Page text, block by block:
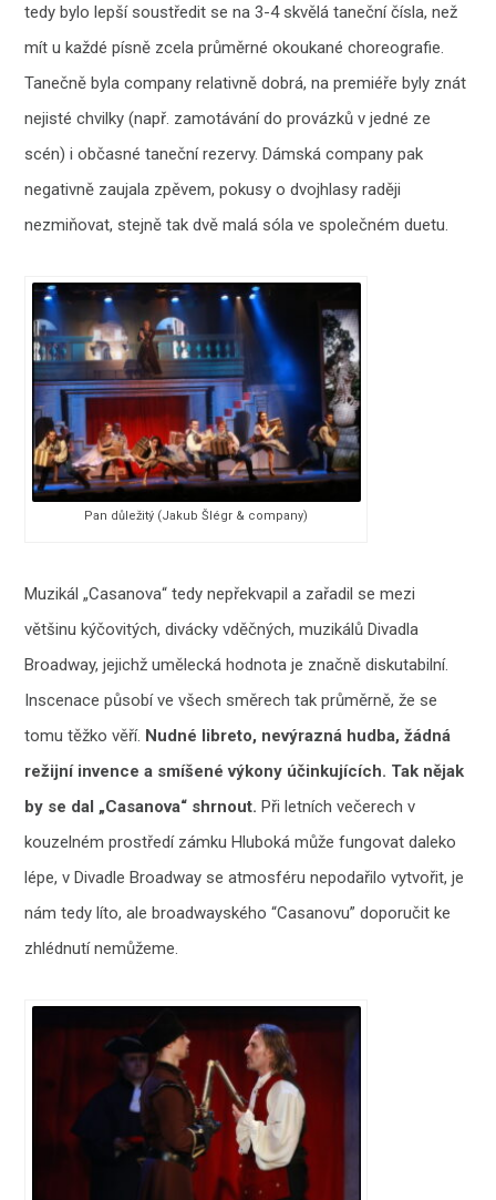
tedy bylo lepší soustředit se na 3-4 skvělá taneční čísla, než
mít u každé písně zcela průměrné okoukané choreografie.
Tanečně byla company relativně dobrá, na premiéře byly znát
nejisté chvilky (např. zamotávání do provázků v jedné ze
scén) i občasné taneční rezervy. Dámská company pak
negativně zaujala zpěvem, pokusy o dvojhlasy raději
nezmiňovat, stejně tak dvě malá sóla ve společném duetu.
Pan důležitý (Jakub Šlégr & company)
Muzikál „Casanova“ tedy nepřekvapil a zařadil se mezi
většinu kýčovitých, divácky vděčných, muzikálů Divadla
Broadway, jejichž umělecká hodnota je značně diskutabilní.
Inscenace působí ve všech směrech tak průměrně, že se
tomu těžko věří. Nudné libreto, nevýrazná hudba, žádná
režijní invence a smíšené výkony účinkujících. Tak nějak
by se dal „Casanova“ shrnout.Při letních večerech v
kouzelném prostředí zámku Hluboká může fungovat daleko
lépe, v Divadle Broadway se atmosféru nepodařilo vytvořit, je
nám tedy líto, ale broadwayského “Casanovu” doporučit ke
zhlédnutí nemůžeme.